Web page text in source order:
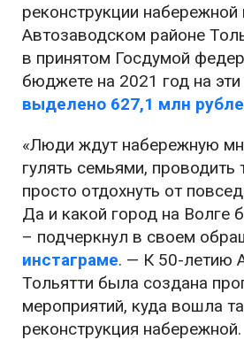
реконструкции набережной
Автозаводском районе
в принятом Госдумой
бюджете на 2021 год на
выделено 627,1 млн
«Люди ждут набережную
гулять семьями, проводить
просто отдохнуть от
Да и какой город на Волге
– подчеркнул в своем
инстаграме. — К 50-летию
Тольятти была создана
мероприятий, куда вошла
реконструкция